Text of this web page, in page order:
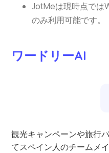
JotMeは現時点では
のみ利用可能です。
ワードリーAI
観光キャンペーンや旅行
てスペイン人のチームメ